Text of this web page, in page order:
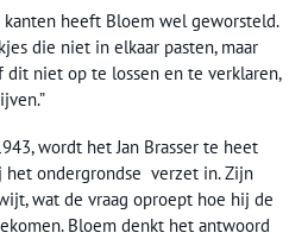
heeft Bloem wel geworsteld.
die niet in elkaar pasten, maar
niet op te lossen en te verklaren,
wordt het Jan Brasser te heet
ondergrondse verzet in. Zijn
wat de vraag oproept hoe hij de
Bloem denkt het antwoord